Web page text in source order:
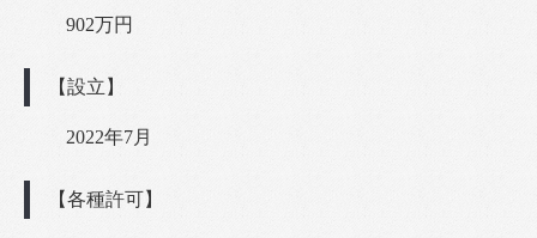
902万円
【設立】
2022年7月
【各種許可】